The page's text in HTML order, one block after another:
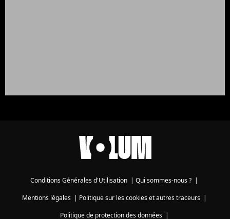
Conditions Générales d'Utilisation | Qui sommes-nous ? |
Mentions légales| Politique sur les cookies et autres traceurs|
Politique de protection des données|